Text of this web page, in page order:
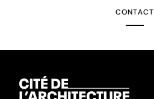
CONTACT